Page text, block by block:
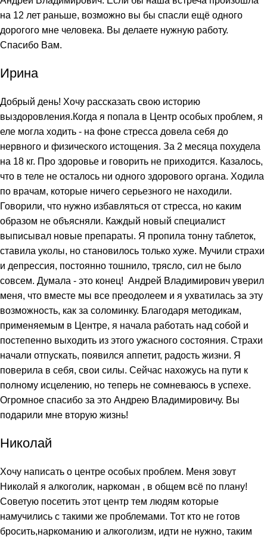
на 12 лет раньше, возможно вы бы спасли ещё одного
дорогого мне человека. Вы делаете нужную работу.
Спасибо Вам.
Ирина
Добрый день! Хочу рассказать свою историю
выздоровления.Когда я попала в Центр особых проблем, я
еле могла ходить - на фоне стресса довела себя до
нервного и физического истощения. За 2 месяца похудела
на 18 кг. Про здоровье и говорить не приходится. Казалось,
что в теле не осталось ни одного здорового органа. Ходила
по врачам, которые ничего серьезного не находили.
Говорили, что нужно избавляться от стресса, но каким
образом не объясняли. Каждый новый специалист
выписывал новые препараты. Я пропила тонну таблеток,
ставила уколы, но становилось только хуже. Мучили страхи
и депрессия, постоянно тошнило, трясло, сил не было
совсем. Думала - это конец! Андрей Владимирович уверил
меня, что вместе мы все преодолеем и я ухватилась за эту
возможность, как за соломинку. Благодаря методикам,
применяемым в Центре, я начала работать над собой и
постепенно выходить из этого ужасного состояния. Страхи
начали отпускать, появился аппетит, радость жизни. Я
поверила в себя, свои силы. Сейчас нахожусь на пути к
полному исцелению, но теперь не сомневаюсь в успехе.
Огромное спасибо за это Андрею Владимировичу. Вы
подарили мне вторую жизнь!
Николай
Хочу написать о центре особых проблем. Меня зовут
Николай я алкоголик, наркоман , в общем всё по плану!
Советую посетить этот центр тем людям которые
намучились с такими же проблемами. Тот кто не готов
бросить,наркоманию и алкоголизм, идти не нужно, таким